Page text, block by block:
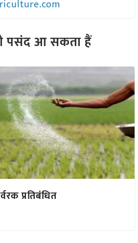
पसंद आ सकता हैं
प्रतिबंधित